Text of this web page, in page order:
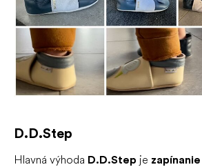
D.D.Step
Hlavná výhoda D.D.Step je